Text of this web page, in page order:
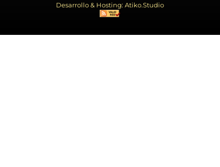
Desarrollo & Hosting: Atiko.Studio